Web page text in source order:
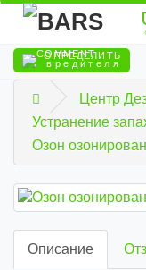
ОПРЕДЕЛИТЬ
вредителя
Центр
Устранение
Озон
Описание